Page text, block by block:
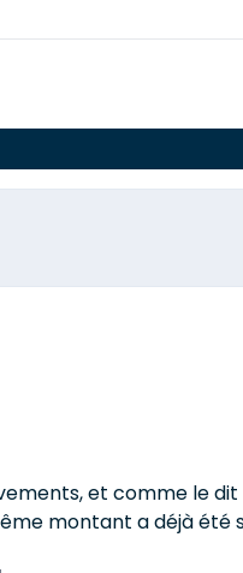
et comme le dit
montant a déjà été